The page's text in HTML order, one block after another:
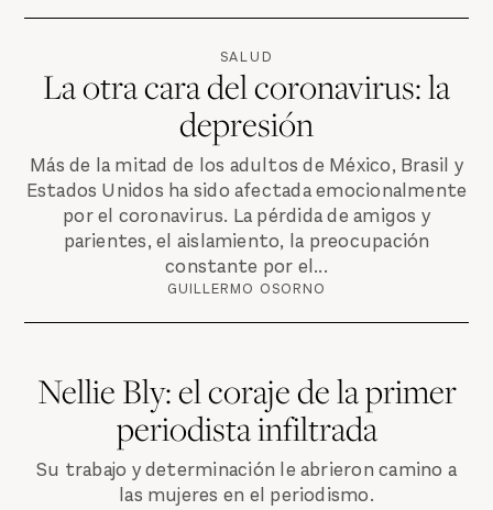
SALUD
La otra cara del coronavirus: la
depresión
Más de la mitad de los adultos de México, Brasil y
Estados Unidos ha sido afectada emocionalmente
por el coronavirus. La pérdida de amigos y
parientes, el aislamiento, la preocupación
constante por el...
GUILLERMO OSORNO
Nellie Bly: el coraje de la primer
periodista infiltrada
Su trabajo y determinación le abrieron camino a
las mujeres en el periodismo.